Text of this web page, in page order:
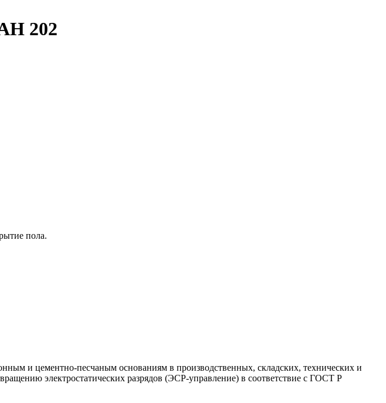
202
пола.
и цементно-песчаным основаниям в производственных, складских, технических и
электростатических разрядов (ЭСР-управление) в соответствие с ГОСТ Р